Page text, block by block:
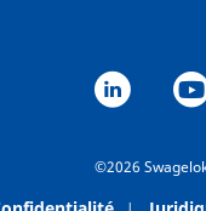
©2026